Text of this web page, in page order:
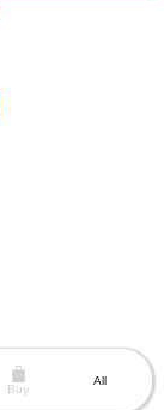
Buy
All